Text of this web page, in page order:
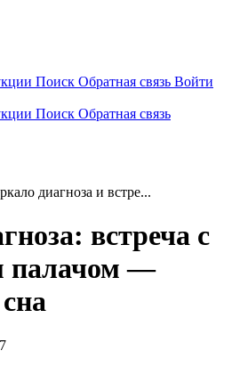
Поиск Обратная связь Войти
Поиск Обратная связь
диагноза и встре...
встреча с
палачом —